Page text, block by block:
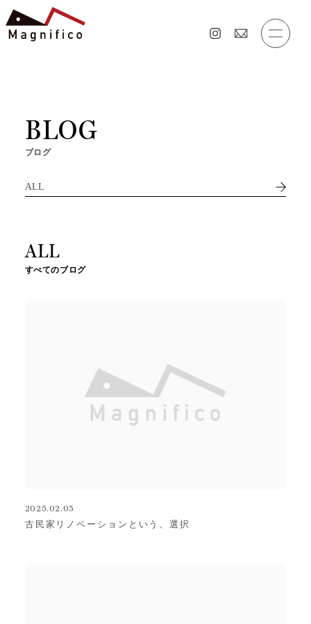
BLOG
ブログ
ALL
ALL
すべてのブログ
2025.02.05
古民家リノベーションという、選択